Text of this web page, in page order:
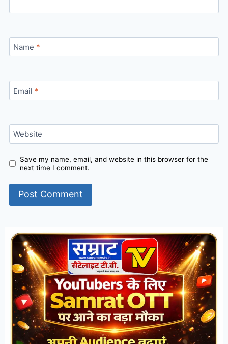
Name *
Email *
Website
Save my name, email, and website in this browser for the
next time I comment.